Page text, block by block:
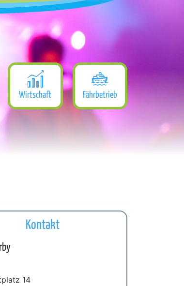
Wirtschaft Fährbetrieb
Kontakt
Maps Navigation
14